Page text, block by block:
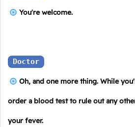
You're welcome.
Doctor
Oh, and one more thing. While
order a blood test to rule out any
your fever.